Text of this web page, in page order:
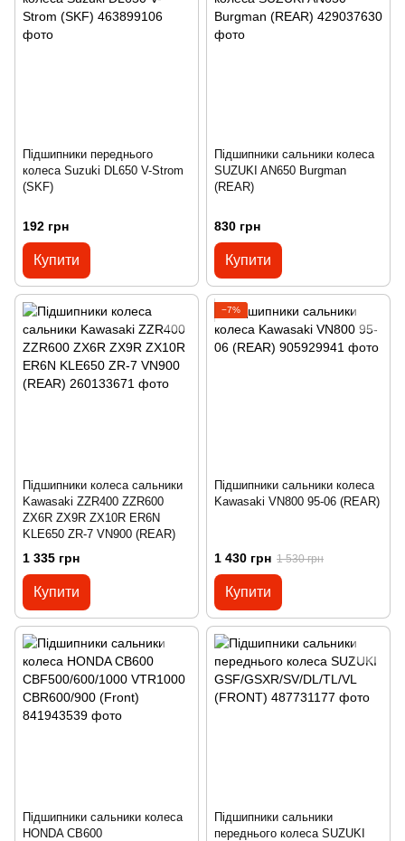
Підшипники переднього
колеса Suzuki DL650 V-Strom
(SKF)
192 грн
Купити
Підшипники сальники колеса
SUZUKI AN650 Burgman
(REAR)
830 грн
Купити
Підшипники колеса сальники
Kawasaki ZZR400 ZZR600
ZX6R ZX9R ZX10R ER6N
KLE650 ZR-7 VN900 (REAR)
1 335 грн
Купити
−7%
Підшипники сальники колеса
Kawasaki VN800 95-06 (REAR)
1 430 грн 1 530 грн
Купити
Підшипники сальники колеса
HONDA CB600
Підшипники сальники
переднього колеса SUZUKI